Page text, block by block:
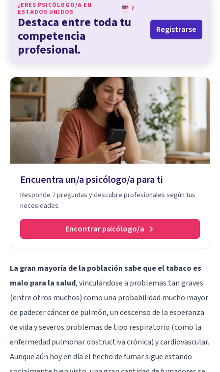
¿ERES PSICÓLOGO/A EN
ESTADOS UNIDOS
?
Destaca entre toda tu
competencia
profesional.
Registrarse
Encuentra un/a psicólogo/a para ti
Responde 7 preguntas y descubre profesionales según tus
necesidades.
Encontrar psicólogo/a
La gran mayoría de la población sabe que el tabaco es
malo para la salud, vinculándose a problemas tan graves
(entre otros muchos) como una probabilidad mucho mayor
de padecer cáncer de pulmón, un descenso de la esperanza
de vida y severos problemas de tipo respiratorio (como la
enfermedad pulmonar obstructiva crónica) y cardiovascular.
Aunque aún hoy en día el hecho de fumar sigue estando